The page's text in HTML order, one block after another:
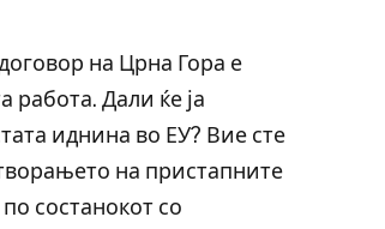
на Црна Гора е
работа. Дали ќе ја
иднина во ЕУ? Вие сте
на пристапните
состанокот со